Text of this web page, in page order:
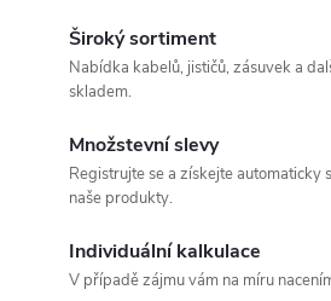
Široký sortiment
Nabídka kabelů, jističů, zásuvek a
skladem.
Množstevní slevy
Registrujte se a získejte automaticky
naše produkty.
Individuální kalkulace
V případě zájmu vám na míru